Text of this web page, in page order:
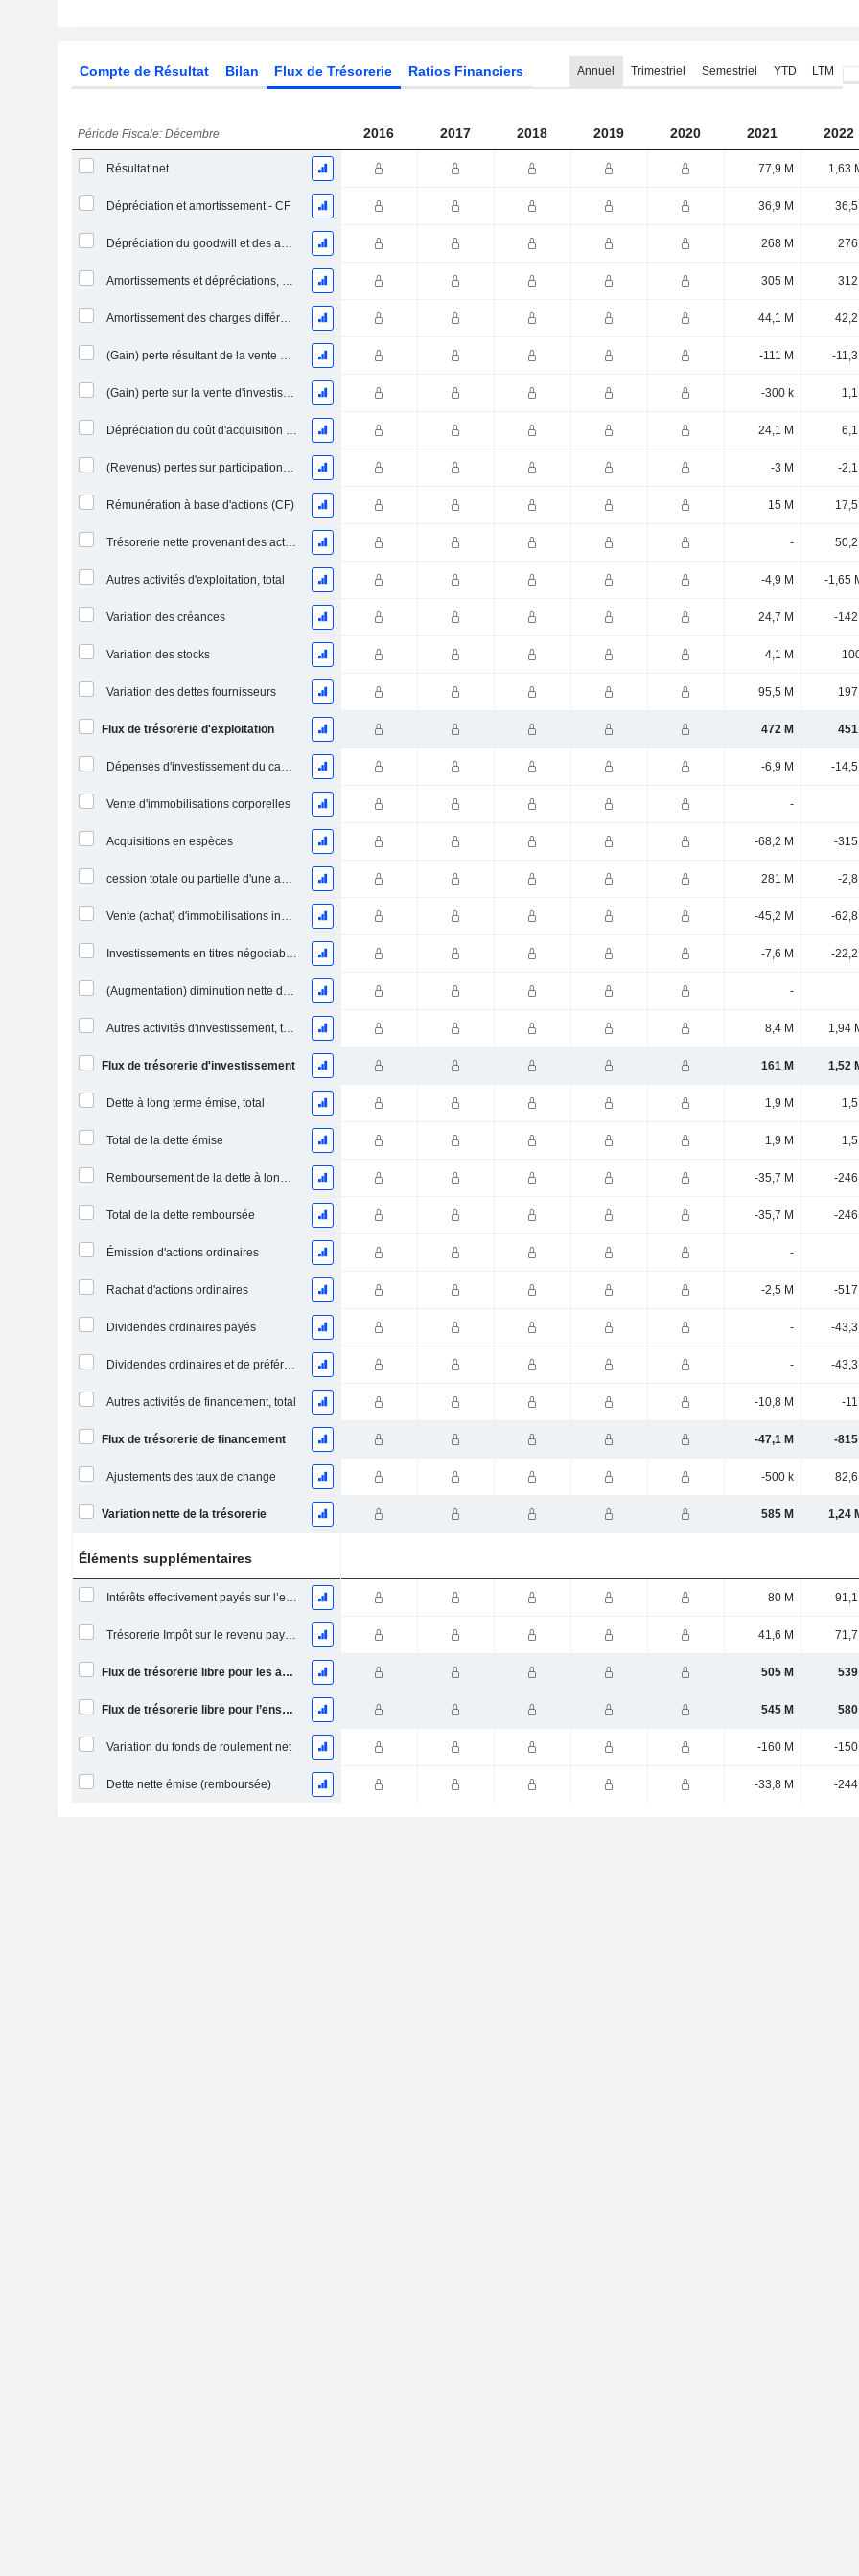
Compte de Résultat Bilan Flux de Trésorerie Ratios Financiers Annuel Trimestriel Semestriel YTD LTM
Période Fiscale: Décembre 2016 2017 2018 2019 2020 2021 2022
Résultat net 77,9 M 1,63
Dépréciation et amortissement - CF 36,9 M 36,5
Dépréciation du goodwill et des actifs intangibles 268 M 276
Amortissements et dépréciations, Total 305 M 312
Amortissement des charges différées, Total - (CF) 44,1 M 42,2
(Gain) perte résultant de la vente d'un actif -111 M -11,3
(Gain) perte sur la vente d'investissements - (CF) -300 k
Dépréciation du coût d'acquisition d'actifs et dépenses de restructuration 24,1 M 6,1
(Revenus) pertes sur participations - (CF) -3 M -2,1
Rémunération à base d'actions (CF) 15 M 17,5
Trésorerie nette provenant des activités abandonnées - 50,2
Autres activités d'exploitation, total -4,9 M -1,65
Variation des créances 24,7 M -142
Variation des stocks 4,1 M
Variation des dettes fournisseurs 95,5 M 197
Flux de trésorerie d'exploitation 472 M 451
Dépenses d'investissement du capital (CAPEX) -6,9 M -14,5
Vente d'immobilisations corporelles -
Acquisitions en espèces -68,2 M -315
cession totale ou partielle d'une activité 281 M -2,8
Vente (achat) d'immobilisations incorporelles -45,2 M -62,8
Investissements en titres négociables et en actions, total -7,6 M -22,2
(Augmentation) diminution nette des prêts accordés / vendus - Investissements -
Autres activités d'investissement, total 8,4 M 1,94
Flux de trésorerie d'investissement 161 M 1,52
Dette à long terme émise, total 1,9 M
Total de la dette émise 1,9 M
Remboursement de la dette à long terme, total -35,7 M -246
Total de la dette remboursée -35,7 M -246
Émission d'actions ordinaires -
Rachat d'actions ordinaires -2,5 M -517
Dividendes ordinaires payés - -43,3
Dividendes ordinaires et de préférence payés - -43,3
Autres activités de financement, total -10,8 M -11
Flux de trésorerie de financement -47,1 M -815
Ajustements des taux de change -500 k 82,6
Variation nette de la trésorerie 585 M 1,24
Éléments supplémentaires
Intérêts effectivement payés sur l’exercice 80 M 91,1
Trésorerie Impôt sur le revenu payé (remboursement)Impôt effectivement payé (remboursé) sur l’exercice 41,6 M 71,7
Flux de trésorerie libre pour les actionnaires FCFE 505 M 539
Flux de trésorerie libre pour l’ensemble des pourvoyeurs de fonds (créanciers et actionnaires) FCFF 545 M 580
Variation du fonds de roulement net -160 M -150
Dette nette émise (remboursée) -33,8 M -244